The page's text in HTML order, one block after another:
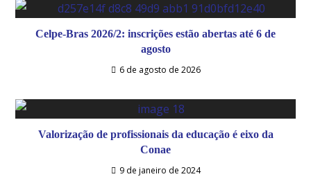
Celpe-Bras 2026/2: inscrições estão abertas até 6 de
agosto
6 de agosto de 2026
Valorização de profissionais da educação é eixo da
Conae
9 de janeiro de 2024